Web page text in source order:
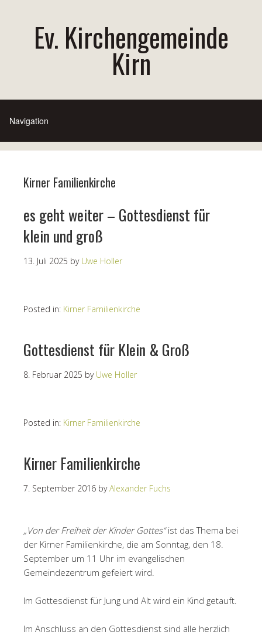
Ev. Kirchengemeinde
Kirn
Kirner Familienkirche
es geht weiter – Gottesdienst für
klein und groß
13. Juli 2025 by Uwe Holler
Posted in: Kirner Familienkirche
Gottesdienst für Klein & Groß
8. Februar 2025 by Uwe Holler
Posted in: Kirner Familienkirche
Kirner Familienkirche
7. September 2016 byAlexander Fuchs
„Von der Freiheit der Kinder Gottes“ist das Thema bei
der Kirner Familienkirche, die am Sonntag, den 18.
September um 11 Uhr im evangelischen
Gemeindezentrum gefeiert wird.
Im Gottesdienst für Jung und Alt wird ein Kind getauft.
Im Anschluss an den Gottesdienst sind alle herzlich